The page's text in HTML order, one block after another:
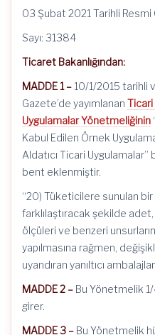
03 Şubat 2021 Tarihli Resmi
Sayı: 31384
Ticaret Bakanlığından:
MADDE 1 – 10/1/2015 tarihli
Gazete’de yayımlanan Ticari
Uygulamalar Yönetmeliğinin
Kabul Edilen Örnek
Aldatıcı Ticari Uygulamalar”
bent eklenmiştir.
“20) Tüketicilere sunulan bir
farklılaştıracak şekilde adet,
ölçüleri ve benzeri
yapılmasına rağmen,
uyandıran yanıltıcı
MADDE 2 – Bu Yönetmelik
girer.
MADDE 3 – Bu Yönetmelik